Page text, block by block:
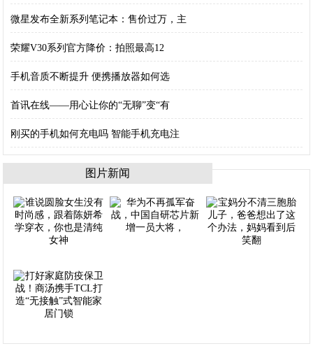
微星发布全新系列笔记本：售价过万，主
荣耀V30系列官方降价：拍照最高12
手机音质不断提升 便携播放器如何选
首讯在线——用心让你的“无聊”变“有
刚买的手机如何充电吗 智能手机充电注
图片新闻